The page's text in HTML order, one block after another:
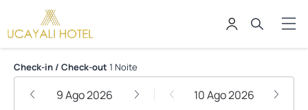
Hotel Ucayali
Check-in / Check-out 1 Noite
9 Ago 2026 10 Ago 2026